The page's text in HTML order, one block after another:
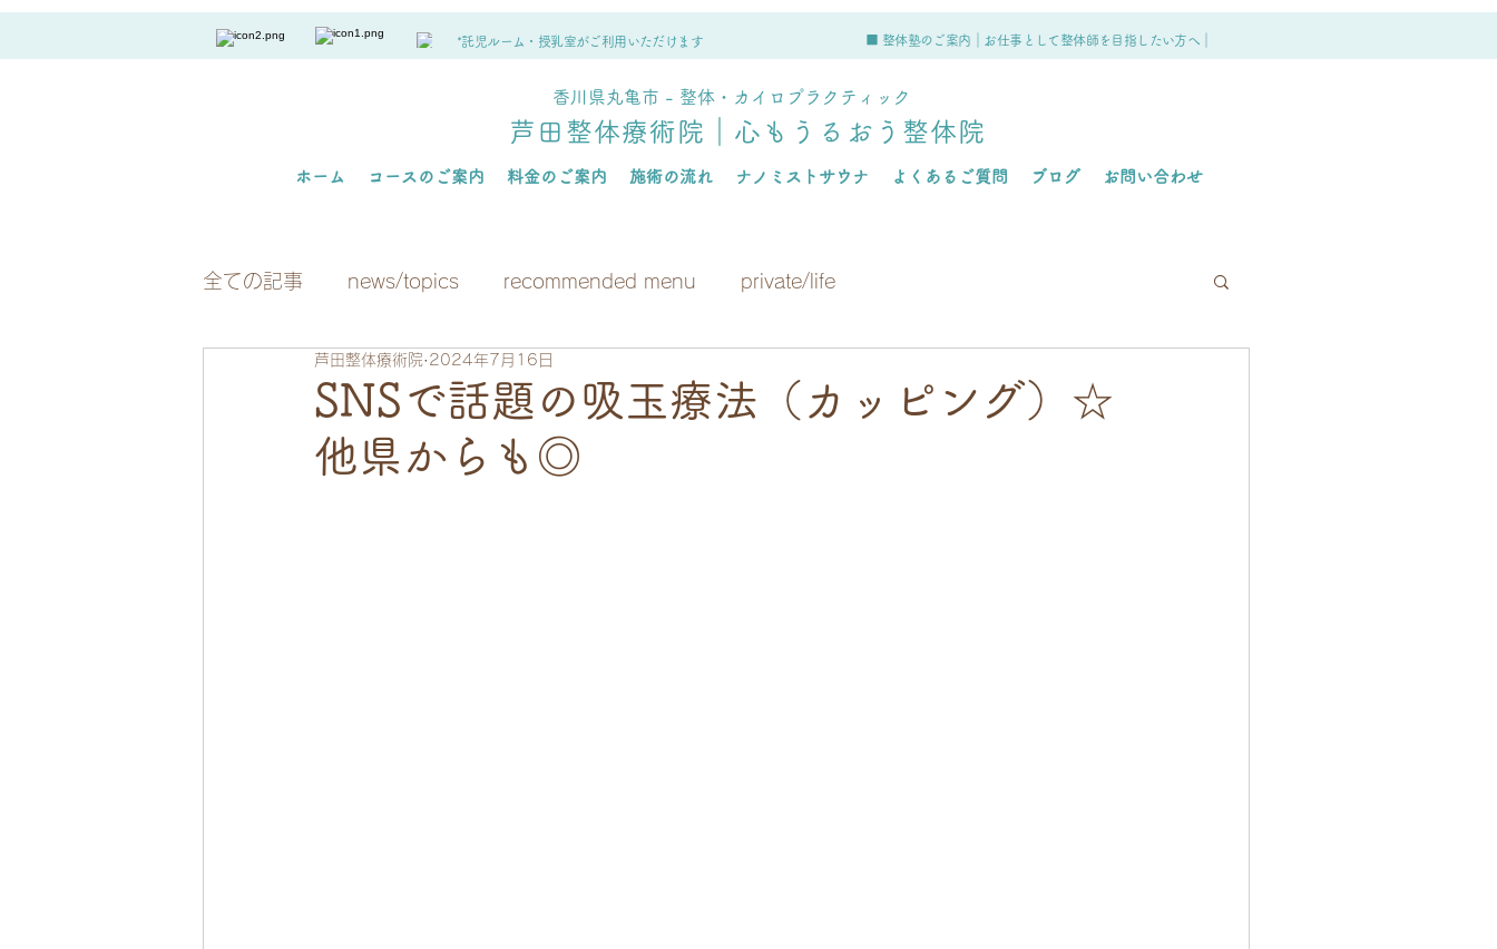
お仕事として整体師を目指したい方へ｜
■ 整体塾のご案内｜
*託児ルーム・授乳室がご利用いただけます
香川県丸亀市 - 整体・カイロプラクティック
芦田整体療術院｜心もうるおう整体院
ホーム コースのご案内 料金のご案内 施術の流れ ナノミストサウナ よくあるご質問 ブログ お問い合わせ
全ての記事 news/topics recommended menu private/life
SNSで話題の吸玉療法（カッピング）☆
他県からも◎
芦田整体療術院 2024年7月16日